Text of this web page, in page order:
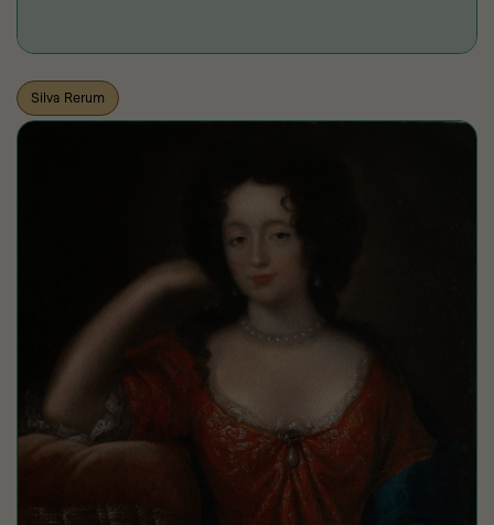
Silva Rerum